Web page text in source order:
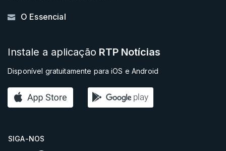
O Essencial
Instale a aplicação RTP Notícias
Disponível gratuitamente para iOS e Android
SIGA-NOS